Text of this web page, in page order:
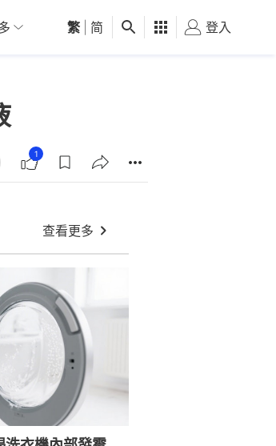
01深圳 觀點 健康 好食玩飛
繁 简 登入
1
查看更多